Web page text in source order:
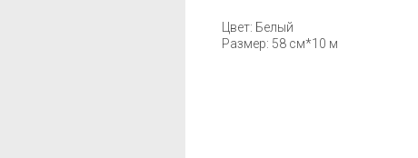
Цвет: Белый
Размер: 58 см*10 м